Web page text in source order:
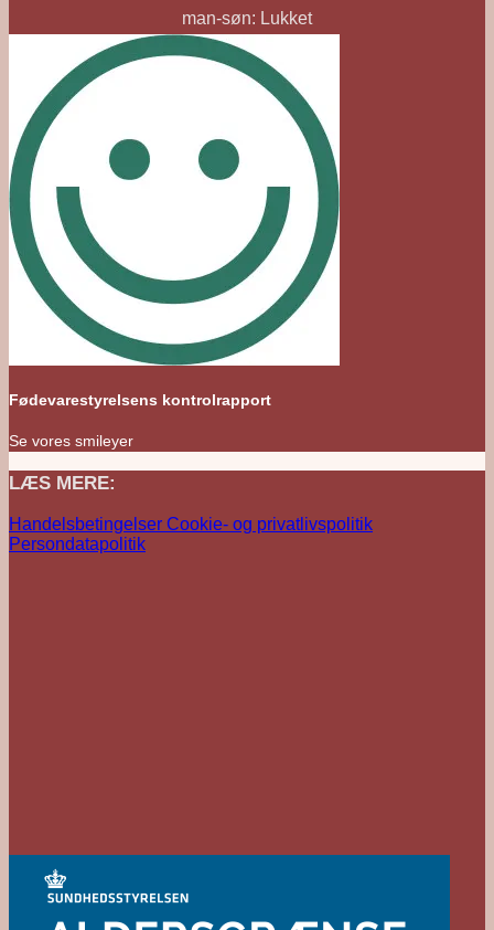
man-søn: Lukket
Fødevarestyrelsens kontrolrapport
Se vores smileyer
LÆS MERE:
Handelsbetingelser Cookie- og privatlivspolitik
Persondatapolitik